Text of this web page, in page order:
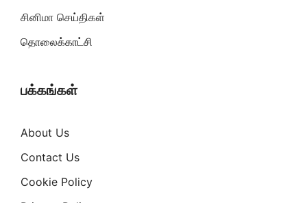
சினிமா செய்திகள்
தொலைக்காட்சி
பக்கங்கள்
About Us
Contact Us
Cookie Policy